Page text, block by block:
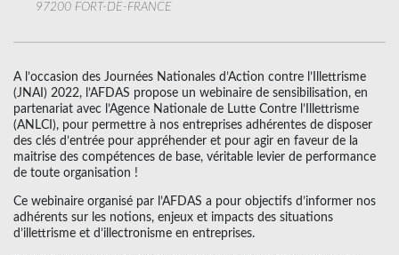
97200 FORT-DE-FRANCE
A l’occasion des Journées Nationales d’Action contre l’Illettrisme
(JNAI) 2022, l’AFDAS propose un webinaire de sensibilisation, en
partenariat avec l’Agence Nationale de Lutte Contre l’Illettrisme
(ANLCI), pour permettre à nos entreprises adhérentes de disposer
des clés d’entrée pour appréhender et pour agir en faveur de la
maitrise des compétences de base, véritable levier de performance
de toute organisation !
Ce webinaire organisé par l’AFDAS a pour objectifs d’informer nos
adhérents sur les notions, enjeux et impacts des situations
d’illettrisme et d’illectronisme en entreprises.